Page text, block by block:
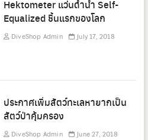
Hektometer แว่นดำน้ำ Self-
Equalized ชิ้นแรกของโลก
DiveShop Admin July 17, 2018
ประกาศเพิ่มสัตว์ทะเลหายากเป็น
สัตว์ป่าคุ้มครอง
DiveShop Admin June 27, 2018